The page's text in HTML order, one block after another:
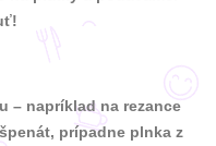
– napríklad na rezance
prípadne plnka z